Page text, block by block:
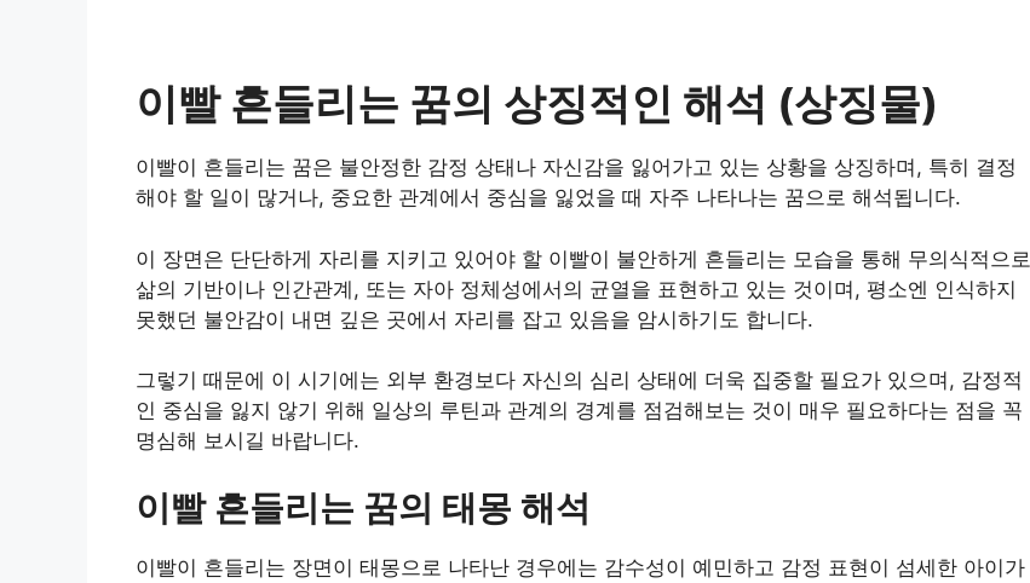
이빨 흔들리는 꿈의 상징적인 해석 (상징물)
이빨이 흔들리는 꿈은 불안정한 감정 상태나 자신감을 잃어가고 있는 상황을 상징하며, 특히 결정
해야 할 일이 많거나, 중요한 관계에서 중심을 잃었을 때 자주 나타나는 꿈으로 해석됩니다.
이 장면은 단단하게 자리를 지키고 있어야 할 이빨이 불안하게 흔들리는 모습을 통해 무의식적으로
삶의 기반이나 인간관계, 또는 자아 정체성에서의 균열을 표현하고 있는 것이며, 평소엔 인식하지
못했던 불안감이 내면 깊은 곳에서 자리를 잡고 있음을 암시하기도 합니다.
그렇기 때문에 이 시기에는 외부 환경보다 자신의 심리 상태에 더욱 집중할 필요가 있으며, 감정적
인 중심을 잃지 않기 위해 일상의 루틴과 관계의 경계를 점검해보는 것이 매우 필요하다는 점을 꼭
명심해 보시길 바랍니다.
이빨 흔들리는 꿈의 태몽 해석
이빨이 흔들리는 장면이 태몽으로 나타난 경우에는 감수성이 예민하고 감정 표현이 섬세한 아이가